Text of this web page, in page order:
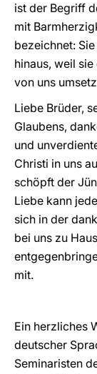
ist der Begriff
mit
bezeichnet:
hinaus, weil
von uns
Liebe Brüder,
Glaubens,
und
Christi in uns
schöpft der
Liebe kann
sich in der
bei uns zu
mit.
Ein herzliches
deutscher
Seminaristen